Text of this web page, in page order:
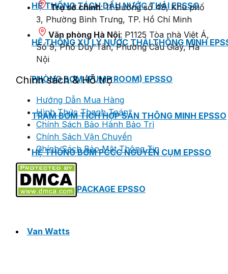
HỆ THỐNG TÁCH DẦU NƯỚC THẢI EPSSO
HỆ THỐNG XỬ LÝ NƯỚC THẢI THÔNG MINH
PHÒNG BƠM (PUMP ROOM) EPSSO
TRẠM BƠM TÍCH HỢP SẴN THÔNG MINH EPSSO
HỆ THỐNG BƠM PCCC NGUYÊN CỤM EPSSO
BƠM CHÌM PACKAGE EPSSO
Van Watts
Trụ sở chính: 11 Đường số 49, Khu phố
3, Phường Bình Trưng, TP. Hồ Chí Minh
Văn phòng Hà Nội: P1125 Tòa nhà Việt Á,
Số 9, Phố Duy Tân, Phường Cầu Giấy, Hà
Nội
Chính sách & Hỗ trợ
Hướng Dẫn Mua Hàng
Hình Thức Thanh Toán
Chính Sách Bảo Hành Bảo Trì
Chính Sách Vận Chuyển
Chính Sách Bảo Mật Thông Tin